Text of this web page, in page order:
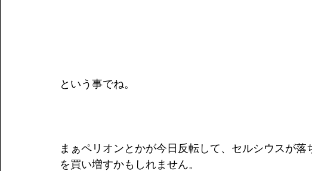
という事でね。
まぁペリオンとかが今日反転して、セルシウスが
を買い増すかもしれません。